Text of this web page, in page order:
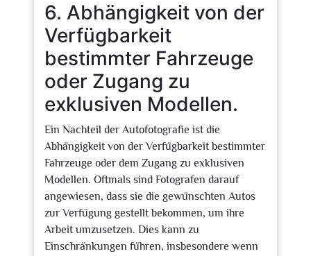
6. Abhängigkeit von der
Verfügbarkeit
bestimmter Fahrzeuge
oder Zugang zu
exklusiven Modellen.
Ein Nachteil der Autofotografie ist die
Abhängigkeit von der Verfügbarkeit bestimmter
Fahrzeuge oder dem Zugang zu exklusiven
Modellen. Oftmals sind Fotografen darauf
angewiesen, dass sie die gewünschten Autos
zur Verfügung gestellt bekommen, um ihre
Arbeit umzusetzen. Dies kann zu
Einschränkungen führen, insbesondere wenn